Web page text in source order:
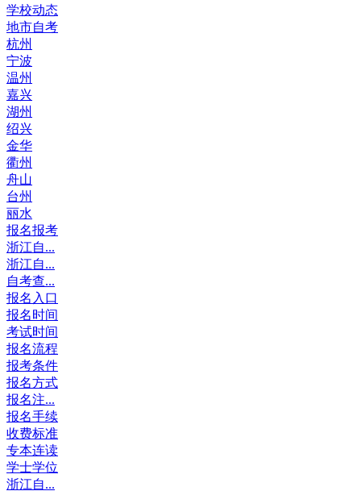
学校动态
地市自考
杭州
宁波
温州
嘉兴
湖州
绍兴
金华
衢州
舟山
台州
丽水
报名报考
浙江自...
浙江自...
自考查...
报名入口
报名时间
考试时间
报名流程
报考条件
报名方式
报名注...
报名手续
收费标准
专本连读
学士学位
浙江自...